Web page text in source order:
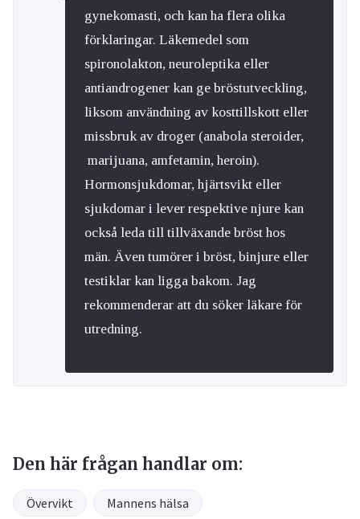
gynekomasti, och kan ha flera olika
förklaringar. Läkemedel som
spironolakton, neuroleptika eller
antiandrogener kan ge bröstutveckling,
liksom användning av kosttillskott eller
missbruk av droger (anabola steroider,
marijuana, amfetamin, heroin).
Hormonsjukdomar, hjärtsvikt eller
sjukdomar i lever respektive njure kan
också leda till tillväxande bröst hos
män. Även tumörer i bröst, binjure eller
testiklar kan ligga bakom. Jag
rekommenderar att du söker läkare för
utredning.
Den här frågan handlar om:
Övervikt Mannens hälsa